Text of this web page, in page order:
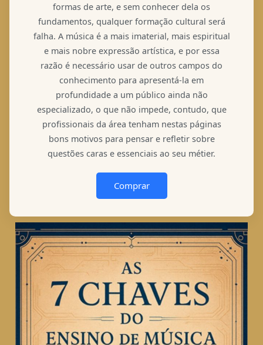
formas de arte, e sem conhecer dela os
fundamentos, qualquer formação cultural será
falha. A música é a mais imaterial, mais espiritual
e mais nobre expressão artística, e por essa
razão é necessário usar de outros campos do
conhecimento para apresentá-la em
profundidade a um público ainda não
especializado, o que não impede, contudo, que
profissionais da área tenham nestas páginas
bons motivos para pensar e refletir sobre
questões caras e essenciais ao seu métier.
Comprar